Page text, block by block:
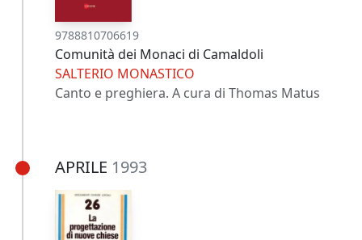
9788810706619
Comunità dei Monaci di Camaldoli
SALTERIO MONASTICO
Canto e preghiera. A cura di Thomas Matus
APRILE 1993